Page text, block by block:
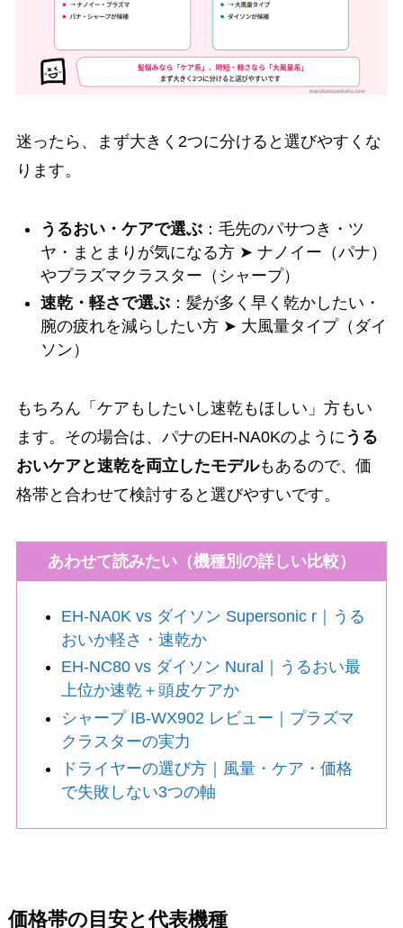
迷ったら、まず大きく2つに分けると選びやすくな
ります。
うるおい・ケアで選ぶ：毛先のパサつき・ツ
ヤ・まとまりが気になる方 ➤ ナノイー（パナ）
やプラズマクラスター（シャープ）
速乾・軽さで選ぶ：髪が多く早く乾かしたい・
腕の疲れを減らしたい方 ➤ 大風量タイプ（ダイ
ソン）
もちろん「ケアもしたいし速乾もほしい」方もい
ます。その場合は、パナのEH-NA0Kのようにうる
おいケアと速乾を両立したモデルもあるので、価
格帯と合わせて検討すると選びやすいです。
あわせて読みたい（機種別の詳しい比較）
EH-NA0K vs ダイソン Supersonic r｜うる
おいか軽さ・速乾か
EH-NC80 vs ダイソン Nural｜うるおい最
上位か速乾＋頭皮ケアか
シャープ IB-WX902 レビュー｜プラズマ
クラスターの実力
ドライヤーの選び方｜風量・ケア・価格
で失敗しない3つの軸
価格帯の目安と代表機種